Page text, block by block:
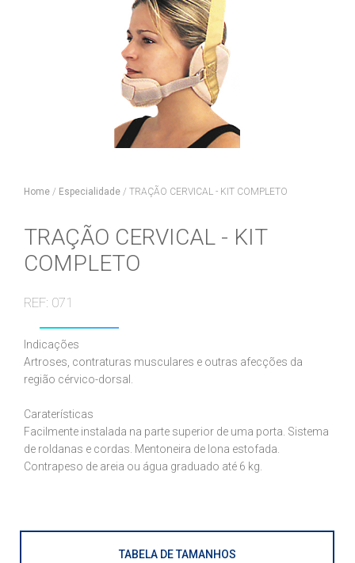
Home / Especialidade / TRAÇÃO CERVICAL - KIT COMPLETO
TRAÇÃO CERVICAL - KIT
COMPLETO
REF: 071
Indicações
Artroses, contraturas musculares e outras afecções da
região cérvico-dorsal.
Caraterísticas
Facilmente instalada na parte superior de uma porta. Sistema
de roldanas e cordas. Mentoneira de lona estofada.
Contrapeso de areia ou água graduado até 6 kg.
TABELA DE TAMANHOS